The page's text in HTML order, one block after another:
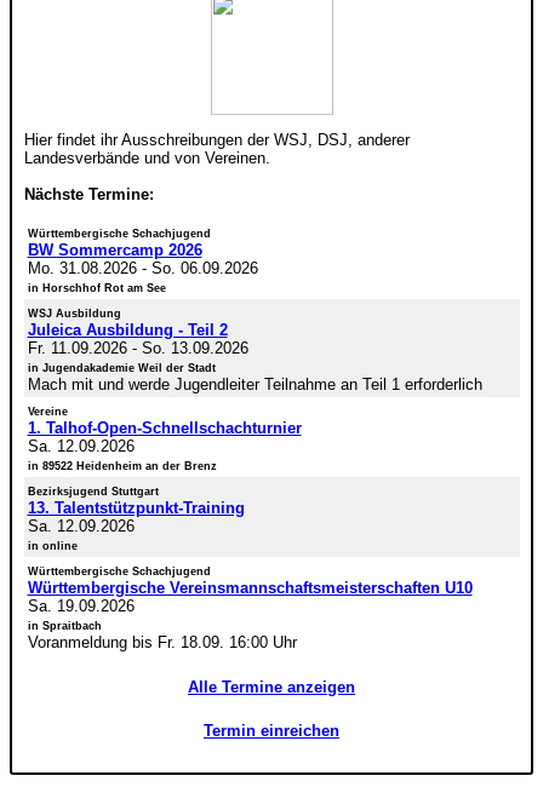
Hier findet ihr Ausschreibungen der WSJ, DSJ, anderer
Landesverbände und von Vereinen.
Nächste Termine:
Württembergische Schachjugend
BW Sommercamp 2026
Mo. 31.08.2026- So. 06.09.2026
in Horschhof Rot am See
WSJ Ausbildung
Juleica Ausbildung - Teil 2
Fr. 11.09.2026- So. 13.09.2026
in Jugendakademie Weil der Stadt
Mach mit und werde Jugendleiter Teilnahme an Teil 1 erforderlich
Vereine
1. Talhof-Open-Schnellschachturnier
Sa. 12.09.2026
in 89522 Heidenheim an der Brenz
Bezirksjugend Stuttgart
13. Talentstützpunkt-Training
Sa. 12.09.2026
in online
Württembergische Schachjugend
Württembergische Vereinsmannschaftsmeisterschaften U10
Sa. 19.09.2026
in Spraitbach
Voranmeldung bis Fr. 18.09. 16:00 Uhr
Alle Termine anzeigen
Termin einreichen